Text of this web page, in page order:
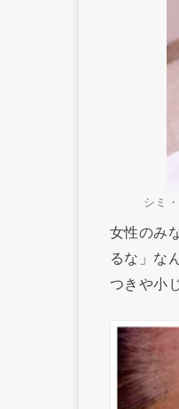
シミ
女性のみ
るな」な
つきや小